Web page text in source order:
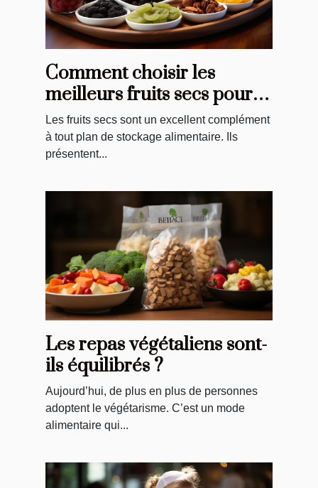
Comment choisir les
meilleurs fruits secs pour
vos repas
Les fruits secs sont un excellent complément
à tout plan de stockage alimentaire. Ils
présentent...
Les repas végétaliens sont-
ils équilibrés ?
Aujourd’hui, de plus en plus de personnes
adoptent le végétarisme. C’est un mode
alimentaire qui...